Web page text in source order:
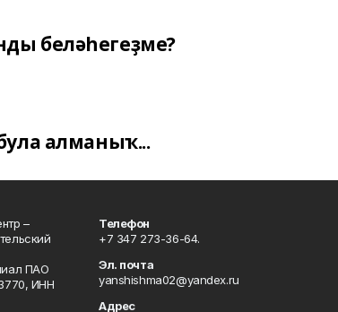
беләһегеҙме?
алманыҡ...
–
ПАО
ИНН
Телефон
+7 347 273-36-64.
Эл. почта
yanshishma02@yandex.ru
Адрес